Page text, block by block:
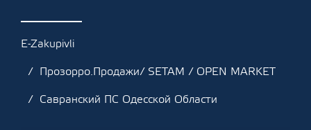
E-Zakupivli
Прозорро.Продажи/ SETAM / OPEN MARKET
Савранский ПС Одесской Области